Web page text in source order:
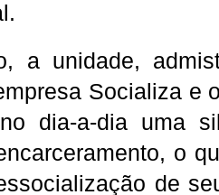
a unidade,
Socializa e
dia-a-dia uma
o
de